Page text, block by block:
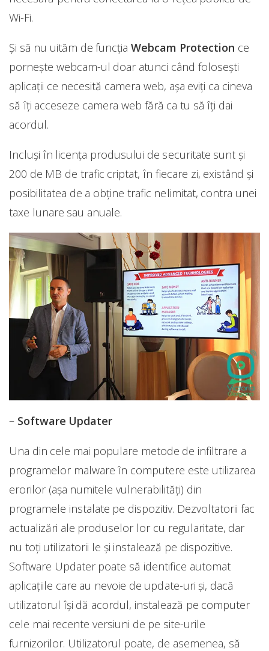
Wi-Fi.
Și să nu uităm de funcțiaWebcam Protection ce
pornește webcam-ul doar atunci când folosești
aplicații ce necesită camera web, așa eviți ca cineva
să îți acceseze camera web fără ca tu să îți dai
acordul.
Incluși în licența produsului de securitate sunt și
200 de MB de trafic criptat, în fiecare zi, existând și
posibilitatea de a obține trafic nelimitat, contra unei
taxe lunare sau anuale.
– Software Updater
Una din cele mai populare metode de infiltrare a
programelor malware în computere este utilizarea
erorilor (așa numitele vulnerabilități) din
programele instalate pe dispozitiv. Dezvoltatorii fac
actualizări ale produselor lor cu regularitate, dar
nu toți utilizatorii le și instalează pe dispozitive.
Software Updater poate să identifice automat
aplicațiile care au nevoie de update-uri și, dacă
utilizatorul își dă acordul, instalează pe computer
cele mai recente versiuni de pe site-urile
furnizorilor. Utilizatorul poate, de asemenea, să